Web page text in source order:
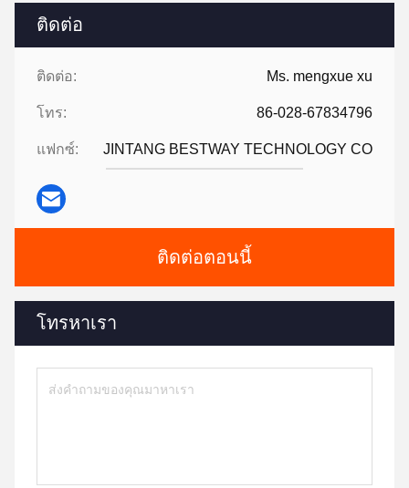
ติดต่อ
ติดต่อ: Ms. mengxue xu
โทร: 86-028-67834796
แฟกซ์: JINTANG BESTWAY TECHNOLOGY CO
ติดต่อตอนนี้
โทรหาเรา